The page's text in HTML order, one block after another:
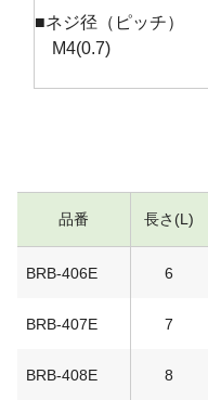
■ネジ径（ピッチ）
M4(0.7)
品番 長さ(L)
BRB-406E 6
BRB-407E 7
BRB-408E 8